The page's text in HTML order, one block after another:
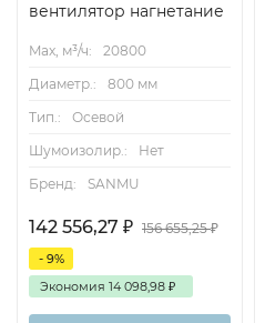
вентилятор нагнетание
Max, м³/ч:
20800
Диаметр.:
800 мм
Тип.:
Осевой
Шумоизолир.:
Нет
Бренд:
SANMU
142 556,27 ₽ 156 655,25₽
- 9%
Экономия 14 098,98 ₽